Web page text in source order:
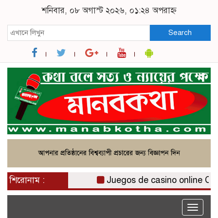
শনিবার, ০৮ অগাস্ট ২০২৬, ০১:২৪ অপরাহ্ন
Search
শিরোনাম : Juegos de casino online
Toggle